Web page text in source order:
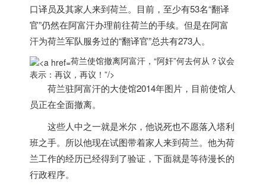
口译员及其家人来到荷兰。目前，至少有53名“翻译
官”仍然在阿富汗办理前往荷兰的手续。但是在阿富
汗为荷兰军队服务过的“翻译官”总共有273人。
荷兰使馆撤离阿富汗，“阿奸”何去何从？议会
表示：再议，再议！”/>
荷兰驻阿富汗的大使馆2014年图片，目前使馆人
员正在全面撤离。
这些人中之一就是米尔，他说死也不愿落入塔利
班之手。所以他现在试图带着家人来到荷兰。他为荷
兰工作的经历已经得到了验证，下面就是等待漫长的
行政程序。